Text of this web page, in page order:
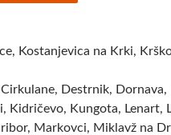
Kostanjevica na Krki,
Destrnik,
Kidričevo, Kungota, Lenart,
Markovci, Miklavž na